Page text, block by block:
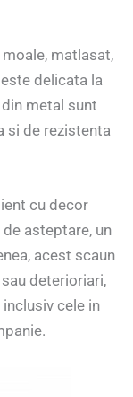
matlasat,
delicata la
metal sunt
si de rezistenta
cu decor
asteptare, un
acest scaun
deterioriari,
cele in